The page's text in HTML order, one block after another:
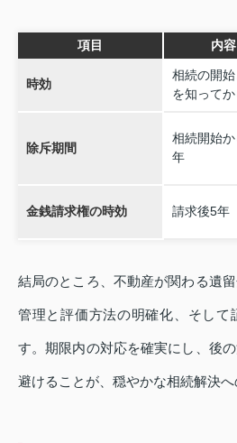
項目 内容
時効
相続の開
を知って
除斥期間
相続開始
年
金銭請求権の時効 請求後5年
結局のところ、不動産が関わる遺
管理と評価方法の明確化、そして
す。期限内の対応を確実にし、後
避けることが、穏やかな相続解決へ